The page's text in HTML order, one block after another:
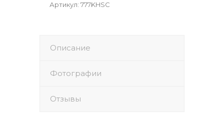
Артикул: 777KHSC
Описание
Фотографии
Отзывы